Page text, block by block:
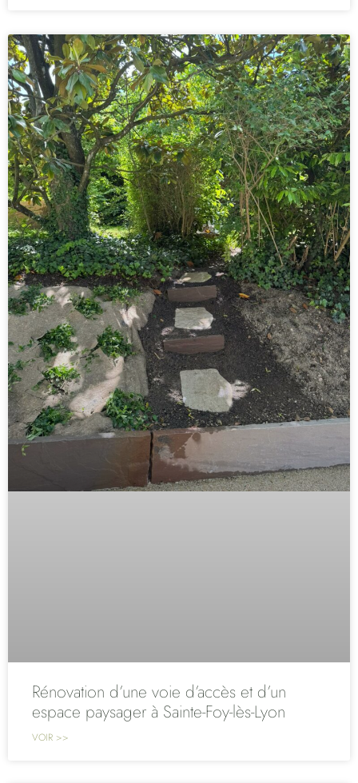
Rénovation d’une voie d’accès et d’un
espace paysager à Sainte-Foy-lès-Lyon
VOIR >>